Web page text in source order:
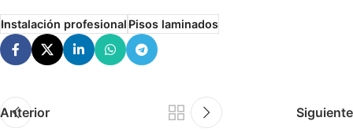
Instalación profesionalPisos laminados
Anterior Siguiente